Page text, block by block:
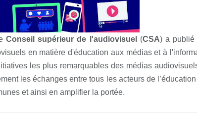
Conseil supérieur de l'audiovisuel (CSA) a publié
en matière d'éducation aux médias et à
les plus remarquables des médias
les échanges entre tous les acteurs de
et ainsi en amplifier la portée.